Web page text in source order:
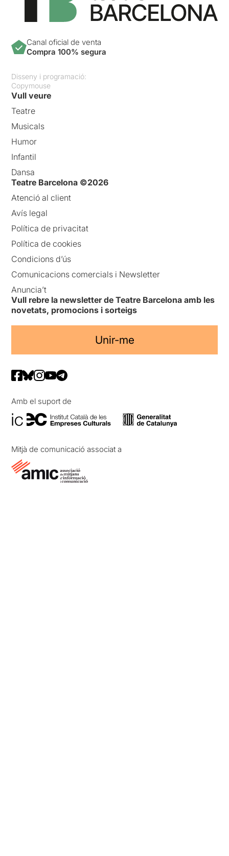
Canal oficial de venta
Compra 100% segura
Disseny i programació:
Copymouse
Vull veure
Teatre
Musicals
Humor
Infantil
Dansa
Teatre Barcelona ©2026
Atenció al client
Avís legal
Política de privacitat
Política de cookies
Condicions d’ús
Comunicacions comercials i Newsletter
Anuncia’t
Vull rebre la newsletter de Teatre Barcelona amb les
novetats, promocions i sorteigs
Unir-me
Amb el suport de
Mitjà de comunicació associat a